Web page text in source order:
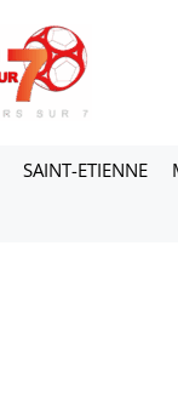
SAINT-ETIENNE